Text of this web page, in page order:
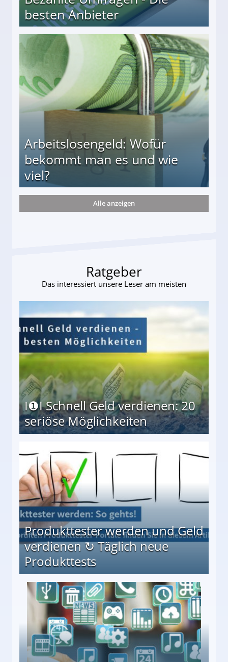
besten Anbieter
Arbeitslosengeld: Wofür
bekommt man es und wie
viel?
und wie viel?
Alle anzeigen
Ratgeber
Das interessiert unsere Leser am meisten
I❶I Schnell Geld verdienen: 20
seriöse Möglichkeiten
Produkttester werden und Geld
verdienen ↻ Täglich neue
Produkttests
↻ Täglich neue Produkttests